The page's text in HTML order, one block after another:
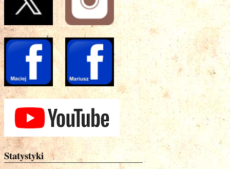
Statystyki